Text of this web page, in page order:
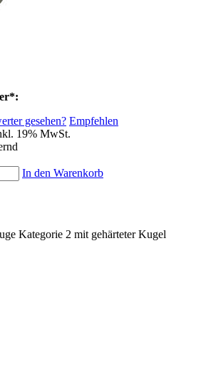
gesehen? Empfehlen
19% MwSt.
In den Warenkorb
Kategorie 2 mit gehärteter Kugel